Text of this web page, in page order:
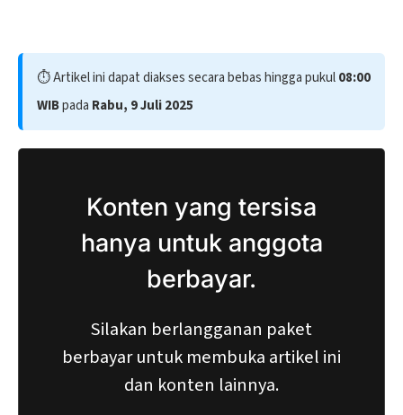
⏱️ Artikel ini dapat diakses secara bebas hingga pukul08:00
WIBpada Rabu, 9 Juli 2025
Konten yang tersisa
hanya untuk anggota
berbayar.
Silakan berlangganan paket
berbayar untuk membuka artikel ini
dan konten lainnya.